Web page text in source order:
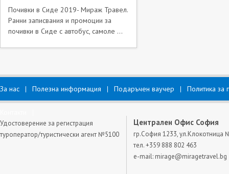
Почивки в Сиде 2019- Мираж Травел.
Ранни записвания и промоции за
почивки в Сиде с автобус, самоле ...
За нас Полезна информация Подаръчен ваучер Политика за
Удостоверение за регистрация
туроператор/туристически агент №5100
Централен Офис София
гр.София 1233, ул.Клокотница
тел. +359 888 802 463
e-mail: mirage@miragetravel.bg